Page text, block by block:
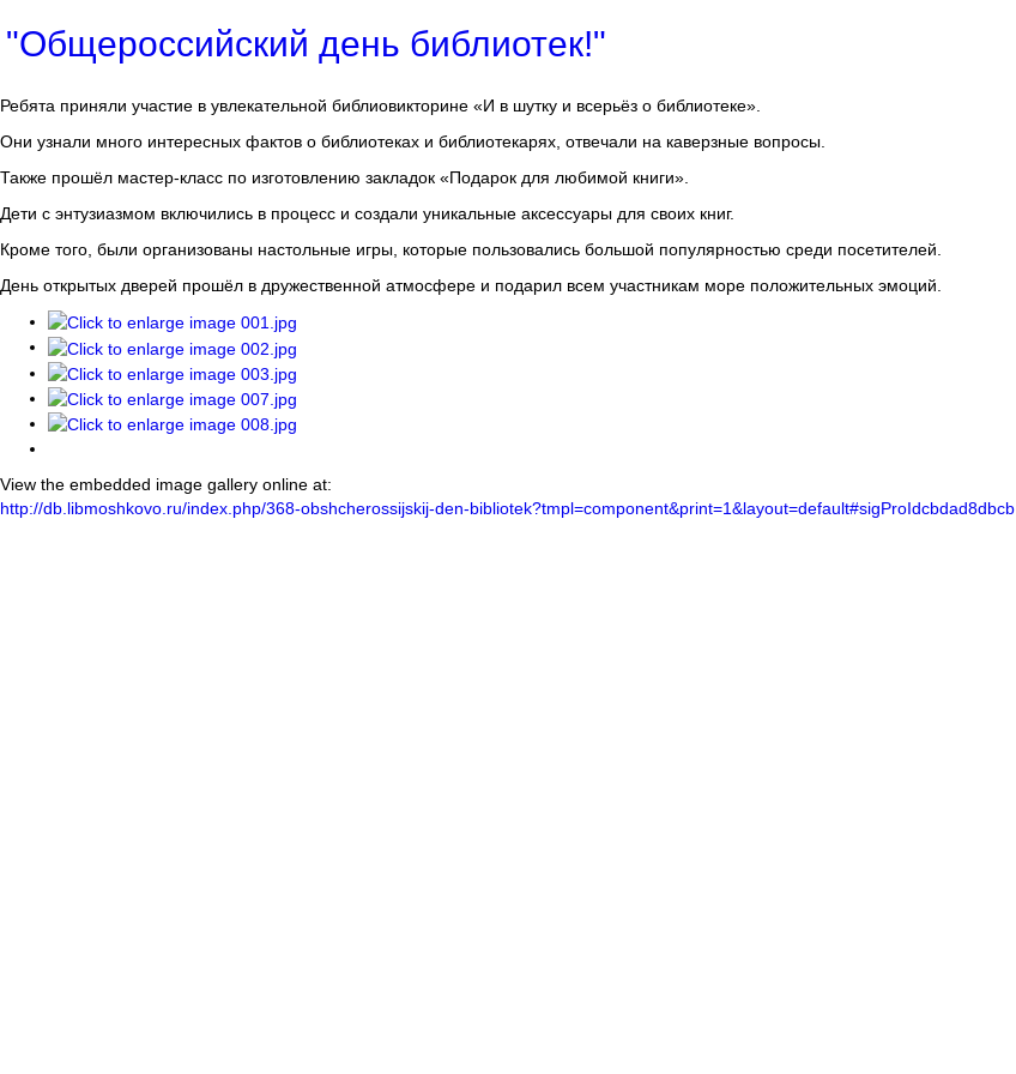
"Общероссийский день библиотек!"
Ребята приняли участие в увлекательной библиовикторине «И в шутку и всерьёз о библиотеке».
Они узнали много интересных фактов о библиотеках и библиотекарях, отвечали на каверзные вопросы.
Также прошёл мастер-класс по изготовлению закладок «Подарок для любимой книги».
Дети с энтузиазмом включились в процесс и создали уникальные аксессуары для своих книг.
Кроме того, были организованы настольные игры, которые пользовались большой популярностью среди посетителей.
День открытых дверей прошёл в дружественной атмосфере и подарил всем участникам море положительных эмоций.
View the embedded image gallery online at:
http://db.libmoshkovo.ru/index.php/368-obshcherossijskij-den-bibliotek?tmpl=component&print=1&layout=default#sigProIdcbdad8dbcb